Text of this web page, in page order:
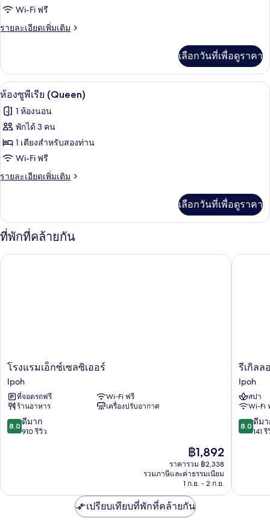
ห้อง
คลาส
ก
สำหรับ
สี่
ท่าน
Wi-Fi ฟรี
รายละเอียดเพิ่มเติม
ราย
เกี่ยว
กับ
ห้อง
สิ
ก
สี่
ท่าน
เลือกวันที่เพื่อดูราคา
เปิด
ภาพถ่าย
ทั้งหมด
ของ
ห้อง
ซู
เรีย
(Queen)
5
ห้องซูพีเรีย (Queen)
1 ห้องนอน
พักได้ 3 คน
1 เตียงสำหรับสองท่าน
Wi-Fi ฟรี
รายละเอียดเพิ่มเติม
ราย
เกี่ยว
กับ
ห้อง
พี
เลือกวันที่เพื่อดูราคา
ที่พักที่คล้ายกัน
โรงแรม
เอ็กซ์
เซล
ซิ
เอ
อร์
Ipoh
โรงแรมเอ็กซ์เซลซิเออร์
Ipoh
ที่จอดรถฟรี
Wi-Fi ฟรี
ร้านอาหาร
เครื่องปรับอากาศ
8.0
จาก
8.0 ดีมาก
910 รีวิว
ราคา
ปัจจุบัน
คือ
฿1,892
฿1,892
ราคารวม ฿2,338
รวมภาษีและค่าธรรมเนียม
1 ก.ย. - 2 ก.ย.
โรงแรมเอ็กซ์เซลซิเออร์
รี
เกิล
ลอด
จ์
โฮ
เทล
แอนด์
รีเกิลล
Ipoh
สปา
Wi-Fi
8.0
จาก
8.0 ดีม
141
รีเกิลลอ
เปรียบเทียบที่พักที่คล้ายกัน